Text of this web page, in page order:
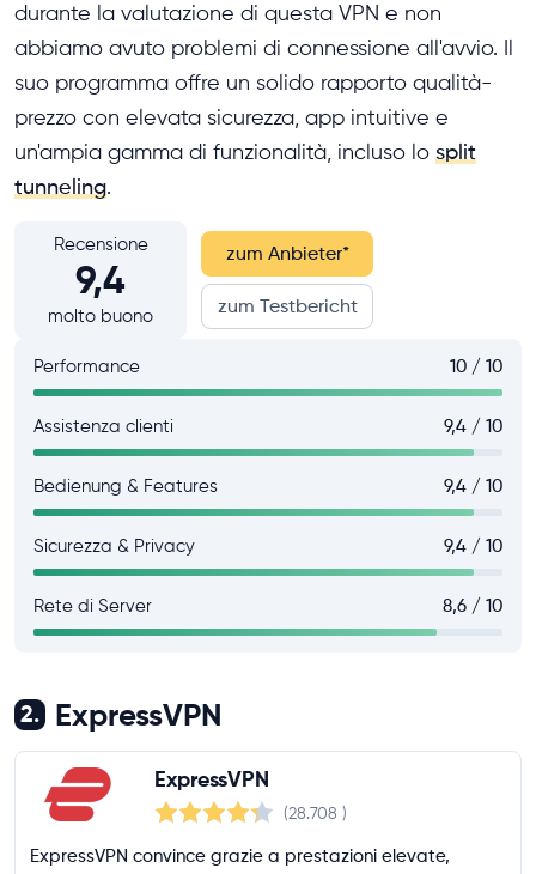
durante la valutazione di questa VPN e non
abbiamo avuto problemi di connessione all'avvio. Il
suo programma offre un solido rapporto qualità-
prezzo con elevata sicurezza, app intuitive e
un'ampia gamma di funzionalità, incluso lo split
tunneling.
Recensione
9,4
molto buono
zum Anbieter*
zum Testbericht
Performance 10 / 10
Assistenza clienti 9,4 / 10
Bedienung & Features 9,4 / 10
Sicurezza & Privacy 9,4 / 10
Rete di Server 8,6 / 10
2. ExpressVPN
ExpressVPN
(28.708 )
ExpressVPN convince grazie a prestazioni elevate,